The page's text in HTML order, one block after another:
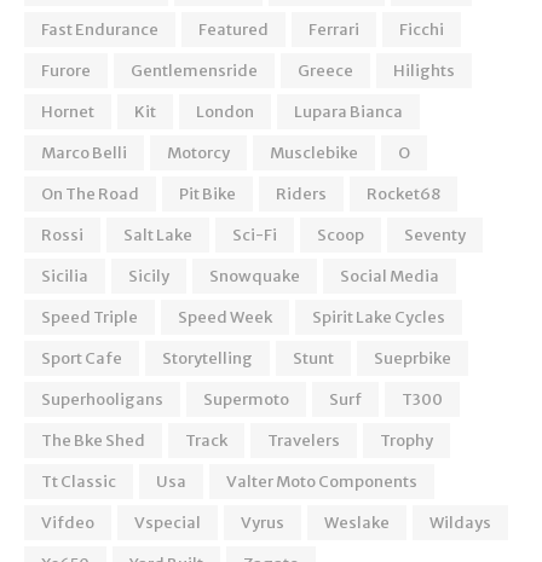
Fast Endurance
Featured Ferrari
Ficchi
Furore
Gentlemensride Greece
Hilights
Hornet
Kit London
Lupara Bianca
Marco Belli
Motorcy Musclebike
O
On The Road
Pit Bike Riders
Rocket68
Rossi
Salt Lake Sci-Fi Scoop
Seventy
Sicilia
Sicily Snowquake
Social Media
Speed Triple
Speed Week
Spirit Lake Cycles
Sport Cafe
Storytelling Stunt
Sueprbike
Superhooligans
Supermoto Surf
T300
The Bke Shed
Track Travelers
Trophy
Tt Classic
Usa
Valter Moto Components
Vifdeo
Vspecial Vyrus Weslake
Wildays